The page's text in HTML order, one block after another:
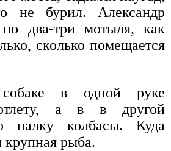
не бурил. Александр
два-три мотыля, как
сколько помещается
в одной руке
а в в другой
палку колбасы. Куда
рыба.